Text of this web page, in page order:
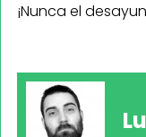
¡Nunca el